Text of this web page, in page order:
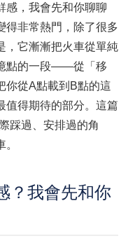
感，我會先和你聊聊
得非常熱門，除了很多
，它漸漸把火車從單純
點的一段——從「移
你從A點載到B點的這
值得期待的部分。這篇
踩過、安排過的角
？我會先和你